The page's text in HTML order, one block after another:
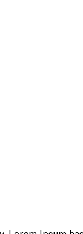
funkcji
użytkowników i